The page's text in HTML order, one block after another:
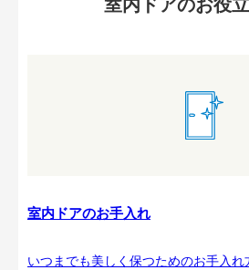
室内ドアのお役
室内ドアのお手入れ
いつまでも美しく保つためのお手入